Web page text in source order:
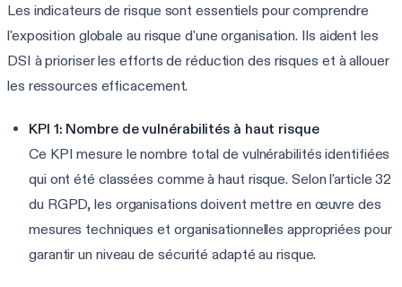
Les indicateurs de risque sont essentiels pour comprendre
l'exposition globale au risque d'une organisation. Ils aident les
DSI à prioriser les efforts de réduction des risques et à allouer
les ressources efficacement.
KPI 1: Nombre de vulnérabilités à haut risque
Ce KPI mesure le nombre total de vulnérabilités identifiées
qui ont été classées comme à haut risque. Selon l'article 32
du RGPD, les organisations doivent mettre en œuvre des
mesures techniques et organisationnelles appropriées pour
garantir un niveau de sécurité adapté au risque.